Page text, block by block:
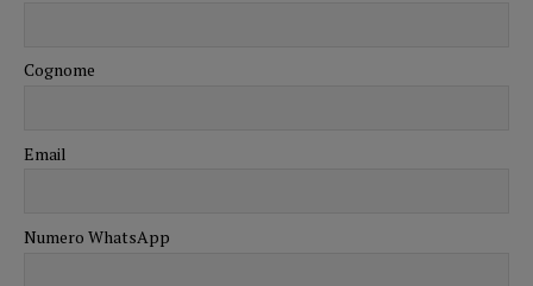
Cognome
Email
Numero WhatsApp